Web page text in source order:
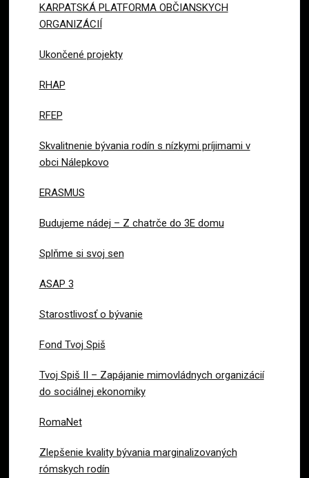
KARPATSKÁ PLATFORMA OBČIANSKYCH
ORGANIZÁCIÍ
Ukončené projekty
RHAP
RFEP
Skvalitnenie bývania rodín s nízkymi príjimami v
obci Nálepkovo
ERASMUS
Budujeme nádej – Z chatrče do 3E domu
Splňme si svoj sen
ASAP 3
Starostlivosť o bývanie
Fond Tvoj Spiš
Tvoj Spiš II – Zapájanie mimovládnych organizácií
do sociálnej ekonomiky
RomaNet
Zlepšenie kvality bývania marginalizovaných
rómskych rodín